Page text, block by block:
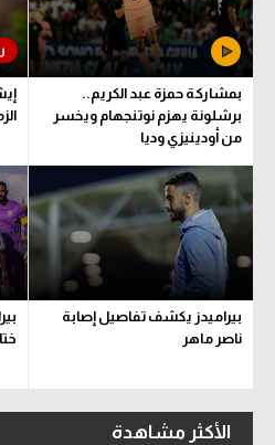
بمشاركة حمزة عبد الكريم..
برشلونة يهزم نوتنجهام ويخسر
من أودينيزي وديا
بيراميدز يكشف تفاصيل إصابة
ناصر ماهر
الأكثر مشاهدة